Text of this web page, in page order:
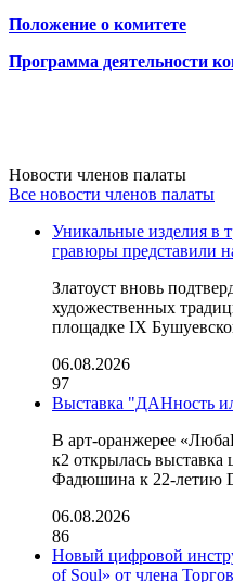
Положение о комитете
Программа деятельности
Новости членов палаты
Все новости членов палаты
Уникальные изделия в
гравюры представили
Златоуст вновь
художественных
площадке IX
06.08.2026
97
Выставка "ДАНность
В арт-оранжерее
к2 открылась выставка
Фадюшина к 22-летию
06.08.2026
86
Новый цифровой
of Soul» от члена